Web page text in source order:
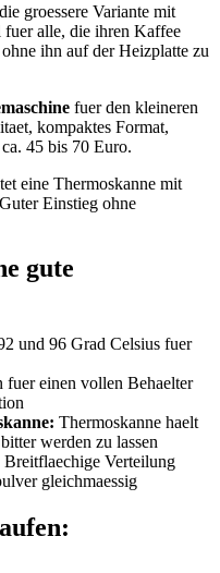
groessere Variante mit
fuer alle, die ihren Kaffee
ihn auf der Heizplatte zu
fuer den kleineren
kompaktes Format,
45 bis 70 Euro.
eine Thermoskanne mit
Einstieg ohne
gute
und 96 Grad Celsius fuer
fuer einen vollen Behaelter
Thermoskanne haelt
werden zu lassen
Breitflaechige Verteilung
gleichmaessig